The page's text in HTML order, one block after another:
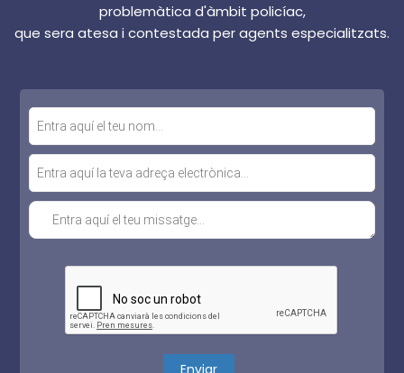
problemàtica d'àmbit policíac,
que sera atesa i contestada per agents especialitzats.